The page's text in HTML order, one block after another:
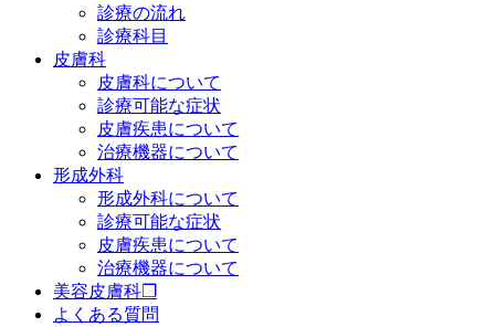
診療の流れ
診療科目
皮膚科
皮膚科について
診療可能な症状
皮膚疾患について
治療機器について
形成外科
形成外科について
診療可能な症状
皮膚疾患について
治療機器について
美容皮膚科❐
よくある質問